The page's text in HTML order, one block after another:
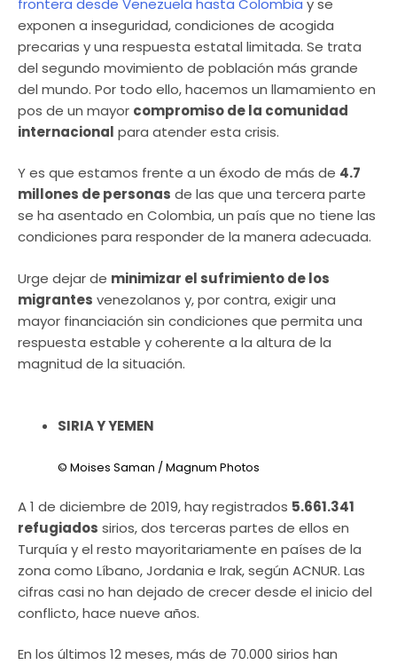
frontera desde Venezuela hasta Colombia y se
exponen a inseguridad, condiciones de acogida
precarias y una respuesta estatal limitada. Se trata
del segundo movimiento de población más grande
del mundo. Por todo ello, hacemos un llamamiento en
pos de un mayor compromiso de la comunidad
internacional para atender esta crisis.
Y es que estamos frente a un éxodo de más de 4.7
millones de personas de las que una tercera parte
se ha asentado en Colombia, un país que no tiene las
condiciones para responder de la manera adecuada.
Urge dejar de minimizar el sufrimiento de los
migrantes venezolanos y, por contra, exigir una
mayor financiación sin condiciones que permita una
respuesta estable y coherente a la altura de la
magnitud de la situación.
SIRIA Y YEMEN
© Moises Saman / Magnum Photos
A 1 de diciembre de 2019, hay registrados 5.661.341
refugiados sirios, dos terceras partes de ellos en
Turquía y el resto mayoritariamente en países de la
zona como Líbano, Jordania e Irak, según ACNUR. Las
cifras casi no han dejado de crecer desde el inicio del
conflicto, hace nueve años.
En los últimos 12 meses, más de 70.000 sirios han